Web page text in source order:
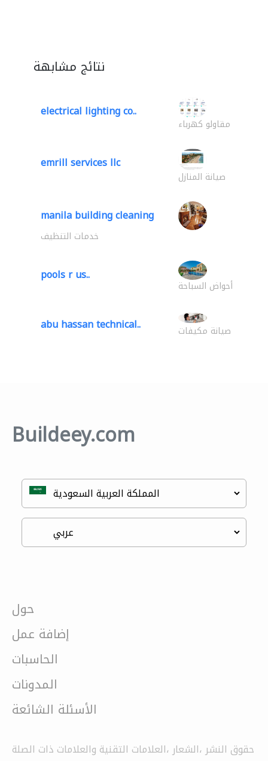
نتائج مشابهة
electrical lighting co..
مقاولو كهرباء
emrill services llc
صيانة المنازل
manila building cleaning
خدمات التنظيف
pools r us..
أحواض السباحة
abu hassan technical.. صيانة مكيفات
Buildeey.com
حول
إضافة عمل
الحاسبات
المدونات
الأسئلة الشائعة
حقوق النشر ،الشعار ،العلامات التقنية والعلامات ذات الصلة